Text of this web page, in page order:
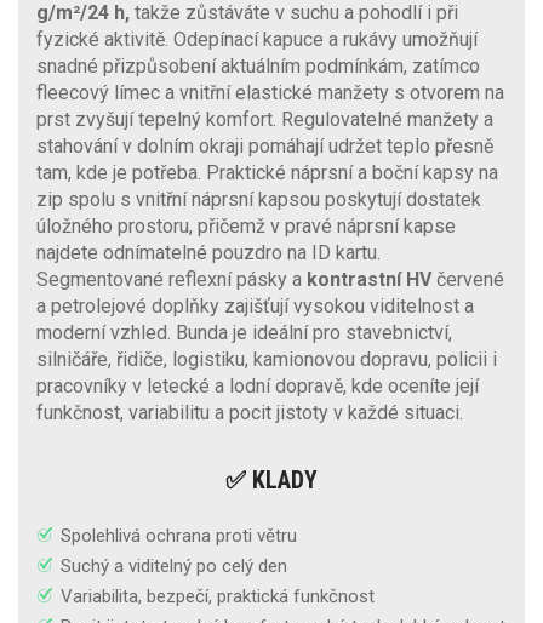
g/m²/24 h, takže zůstáváte v suchu a pohodlí i při
fyzické aktivitě. Odepínací kapuce a rukávy umožňují
snadné přizpůsobení aktuálním podmínkám, zatímco
fleecový límec a vnitřní elastické manžety s otvorem na
prst zvyšují tepelný komfort. Regulovatelné manžety a
stahování v dolním okraji pomáhají udržet teplo přesně
tam, kde je potřeba. Praktické náprsní a boční kapsy na
zip spolu s vnitřní náprsní kapsou poskytují dostatek
úložného prostoru, přičemž v pravé náprsní kapse
najdete odnímatelné pouzdro na ID kartu.
Segmentované reflexní pásky a kontrastní HVčervené
a petrolejové doplňky zajišťují vysokou viditelnost a
moderní vzhled. Bunda je ideální pro stavebnictví,
silničáře, řidiče, logistiku, kamionovou dopravu, policii i
pracovníky v letecké a lodní dopravě, kde oceníte její
funkčnost, variabilitu a pocit jistoty v každé situaci.
✅ KLADY
Spolehlivá ochrana proti větru
Suchý a viditelný po celý den
Variabilita, bezpečí, praktická funkčnost